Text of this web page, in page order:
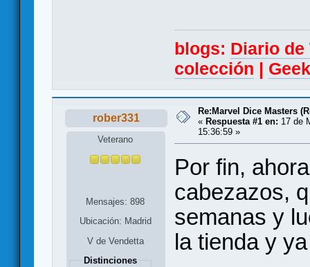
blogs: Diario
colección |
rober331
Veterano
Mensajes: 898
Ubicación: Madrid
V de Vendetta
Distinciones
Re:Marvel Dice Masters
« Respuesta #1 en: 17 de
15:36:59 »
Por fin,
cabezazos,
semanas y
la tienda y